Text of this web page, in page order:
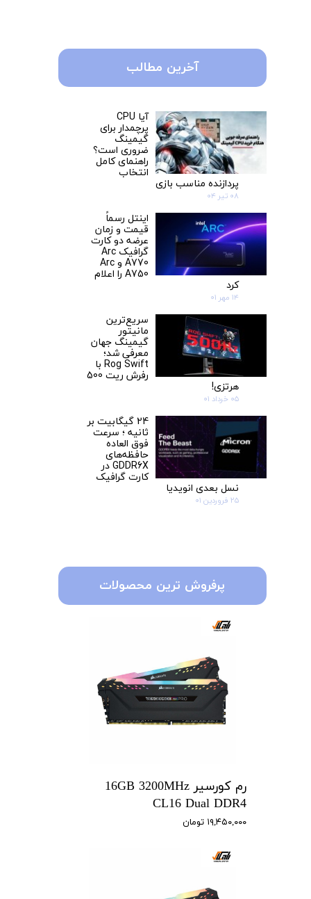
رم کورسیر 16GB 3200MHz
CL16 Dual DDR4
۱۹,۴۵۰,۰۰۰ تومان
پرفروش ترین محصولات
آخرین مطالب
آیا CPU
پرچمدار برای
گیمینگ
ضروری است؟
راهنمای کامل
انتخاب
پردازنده مناسب بازی
۰۸ تیر ۰۴
اینتل رسماً
قیمت و زمان
عرضه دو کارت‌
گرافیک Arc
A770 و Arc
A750 را اعلام
کرد
۱۴ مهر ۰۱
سریع‌ترین
مانیتور
گیمینگ جهان
معرفی شد؛
Rog Swift با
رفرش ریت 500
هرتزی!
۰۵ خرداد ۰۱
24 گیگابیت بر
ثانیه ؛ سرعت
فوق العاده
حافظه‌‎های
GDDR6X در
کارت گرافیک
نسل بعدی انویدیا
۲۵ فروردین ۰۱